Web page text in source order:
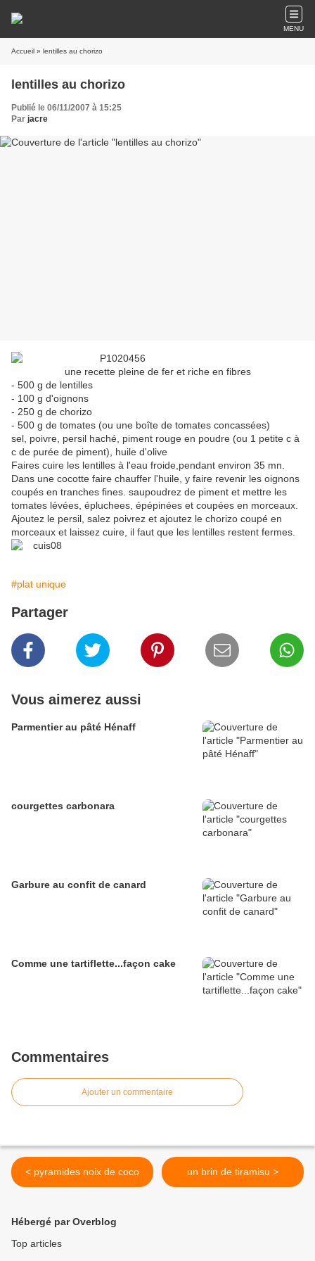
MENU
Accueil » lentilles au chorizo
lentilles au chorizo
Publié le 06/11/2007 à 15:25
Par jacre
une recette pleine de fer et riche en fibres
- 500 g de lentilles
- 100 g d'oignons
- 250 g de chorizo
- 500 g de tomates (ou une boîte de tomates concassées)
sel, poivre, persil haché, piment rouge en poudre (ou 1 petite c à
c de purée de piment), huile d'olive
Faires cuire les lentilles à l'eau froide,pendant environ 35 mn.
Dans une cocotte faire chauffer l'huile, y faire revenir les oignons
coupés en tranches fines. saupoudrez de piment et mettre les
tomates lévées, épluchees, épépinées et coupées en morceaux.
Ajoutez le persil, salez poivrez et ajoutez le chorizo coupé en
morceaux et laissez cuire, il faut que les lentilles restent fermes.
#plat unique
Partager
Vous aimerez aussi
Parmentier au pâté Hénaff
courgettes carbonara
Garbure au confit de canard
Comme une tartiflette...façon cake
Commentaires
Ajouter un commentaire
< pyramides noix de coco un brin de tiramisu >
Hébergé par Overblog
Top articles